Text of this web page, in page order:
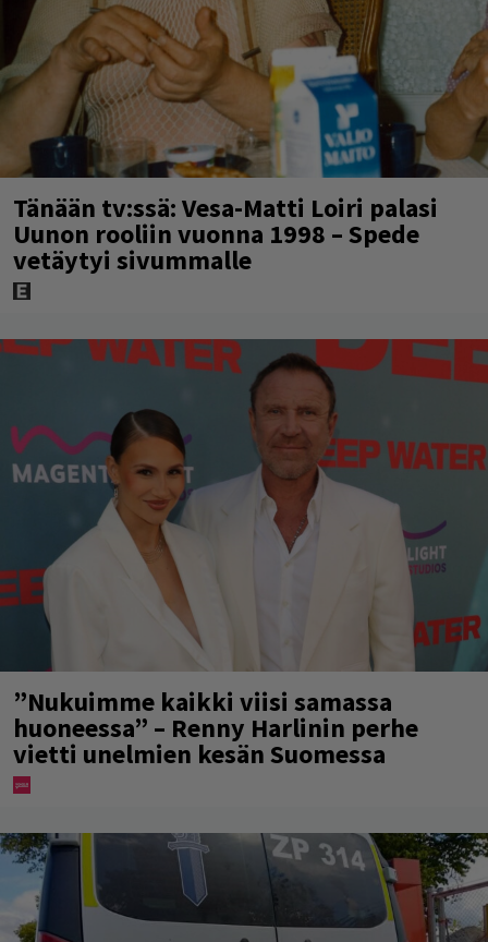
Tänään tv:ssä: Vesa-Matti Loiri palasi
Uunon rooliin vuonna 1998 – Spede
vetäytyi sivummalle
”Nukuimme kaikki viisi samassa
huoneessa” – Renny Harlinin perhe
vietti unelmien kesän Suomessa